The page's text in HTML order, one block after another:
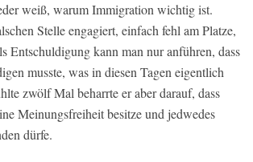
weiß, warum Immigration wichtig ist.
Stelle engagiert, einfach fehl am Platze,
Entschuldigung kann man nur anführen, dass
musste, was in diesen Tagen eigentlich
zwölf Mal beharrte er aber darauf, dass
Meinungsfreiheit besitze und jedwedes
dürfe.